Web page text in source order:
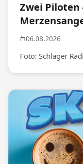
Zwei Piloten
06.08.2026
Foto: Schlager